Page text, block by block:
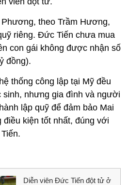
theo Trầm Hương,
riêng. Đức Tiến chưa mua
con gái không được nhận số
đồng).
thống công lập tại Mỹ đều
sinh, nhưng gia đình và người
lập quỹ để đảm bảo Mai
kiện tốt nhất, đúng với
Diễn viên Đức Tiến đột tử ở